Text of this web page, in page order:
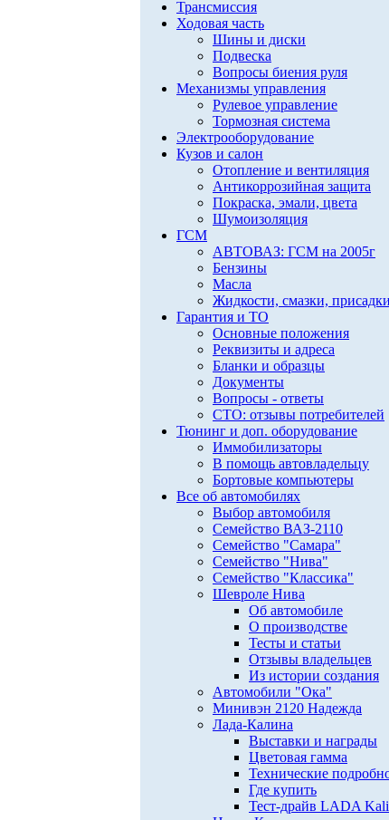
Трансмиссия
Ходовая часть
Шины и диски
Подвеска
Вопросы биения руля
Механизмы управления
Рулевое управление
Тормозная система
Электрооборудование
Кузов и салон
Отопление и вентиляция
Антикоррозийная защита
Покраска, эмали, цвета
Шумоизоляция
ГСМ
АВТОВАЗ: ГСМ на 2005г
Бензины
Масла
Жидкости, смазки, присадки
Гарантия и ТО
Основные положения
Реквизиты и адреса
Бланки и образцы
Документы
Вопросы - ответы
СТО: отзывы потребителей
Тюнинг и доп. оборудование
Иммобилизаторы
В помощь автовладельцу
Бортовые компьютеры
Все об автомобилях
Выбор автомобиля
Семейство ВАЗ-2110
Семейство "Самара"
Семейство "Нива"
Семейство "Классика"
Шевроле Нива
Об автомобиле
О производстве
Тесты и статьи
Отзывы владельцев
Из истории создания
Автомобили "Ока"
Минивэн 2120 Надежда
Лада-Калина
Выставки и награды
Цветовая гамма
Технические
Где купить
Тест-драйв LADA